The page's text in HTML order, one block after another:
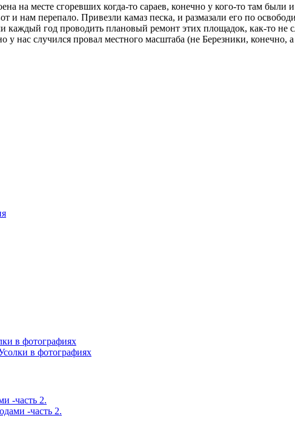
на месте сгоревших когда-то сараев, конечно у кого-то там
и нам перепало. Привезли камаз песка, и размазали его по
каждый год проводить плановый ремонт этих площадок, как-то
нас случился провал местного масштаба (не Березники, конечно, а
в фотографиях
-часть 2.